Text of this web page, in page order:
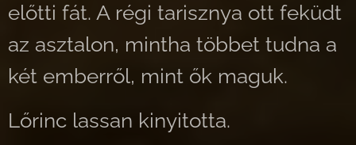
előtti fát. A régi tarisznya ott feküdt
az asztalon, mintha többet tudna a
két emberről, mint ők maguk.
Lőrinc lassan kinyitotta.